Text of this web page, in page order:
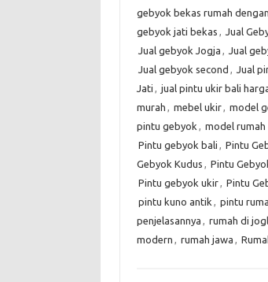
gebyok bekas rumah
gebyok jati bekas , Jual
Jual gebyok Jogja , Jual
Jual gebyok second , Jual
Jati , jual pintu ukir bali
murah , mebel ukir, model
pintu gebyok , model rumah
Pintu gebyok bali , Pintu
Gebyok Kudus , Pintu
Pintu gebyok ukir, Pintu
pintu kuno antik , pintu
penjelasannya , rumah di
modern , rumah jawa ,